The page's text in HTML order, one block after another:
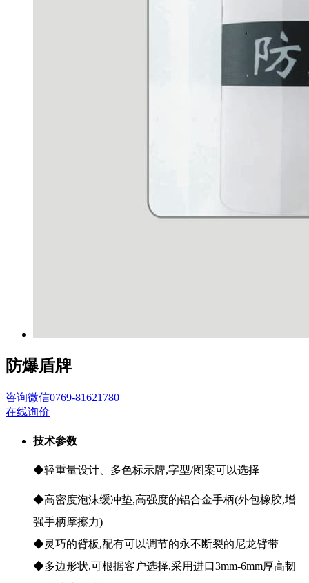
防爆盾牌
咨询微信0769-81621780
在线询价
技术参数
◆轻重量设计、多色标示牌,字型/图案可以选择
◆高密度泡沫缓冲垫,高强度的铝合金手柄(外包橡胶,增
强手柄摩擦力)
◆灵巧的臂板,配有可以调节的永不断裂的尼龙臂带
◆多边形状,可根据客户选择,采用进口3mm-6mm厚高韧